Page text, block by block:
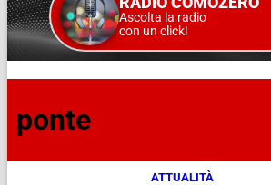
Ascolta la radio
con un click!
ponte
ATTUALITÀ